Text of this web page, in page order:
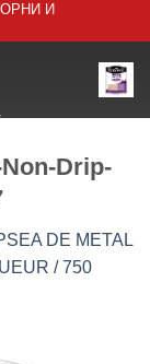
И
Drip-
DE METAL
/ 750